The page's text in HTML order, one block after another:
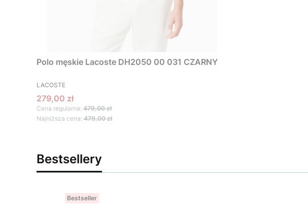
Polo męskie Lacoste DH2050 00 031 CZARNY
PRODUCENT
LACOSTE
Cena promocyjna
279,00 zł
Cena regularna: 479,00 zł
Najniższa cena: 479,00 zł
Bestsellery
Bestseller